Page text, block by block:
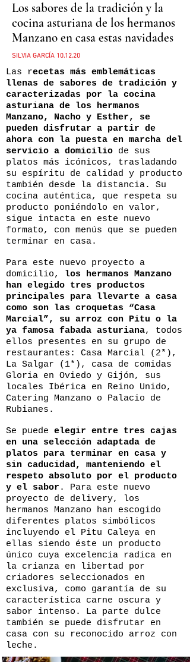
Los sabores de la tradición y la
cocina asturiana de los hermanos
Manzano en casa estas navidades
SILVIA GARCÍA 10.12.20
Las recetas más emblemáticas
llenas de sabores de tradición y
caracterizadas por la cocina
asturiana de los hermanos
Manzano, Nacho y Esther, se
pueden disfrutar a partir de
ahora con la puesta en marcha del
servicio a domicilio de sus
platos más icónicos, trasladando
su espíritu de calidad y producto
también desde la distancia. Su
cocina auténtica, que respeta su
producto poniéndolo en valor,
sigue intacta en este nuevo
formato, con menús que se pueden
terminar en casa.
Para este nuevo proyecto a
domicilio, los hermanos Manzano
han elegido tres productos
principales para llevarte a casa
como son las croquetas “Casa
Marcial”, su arroz con Pitu o la
ya famosa fabada asturiana, todos
ellos presentes en su grupo de
restaurantes: Casa Marcial (2*),
La Salgar (1*), casa de comidas
Gloria en Oviedo y Gijón, sus
locales Ibérica en Reino Unido,
Catering Manzano o Palacio de
Rubianes.
Se puede elegir entre tres cajas
en una selección adaptada de
platos para terminar en casa y
sin caducidad, manteniendo el
respeto absoluto por el producto
y el sabor . Para este nuevo
proyecto de delivery, los
hermanos Manzano han escogido
diferentes platos simbólicos
incluyendo el Pitu Caleya en
ellas siendo éste un producto
único cuya excelencia radica en
la crianza en libertad por
criadores seleccionados en
exclusiva, como garantía de su
característica carne oscura y
sabor intenso. La parte dulce
también se puede disfrutar en
casa con su reconocido arroz con
leche.